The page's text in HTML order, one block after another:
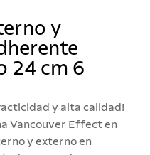
y
24 cm 6
y alta calidad!
Vancouver Effect en
y externo en